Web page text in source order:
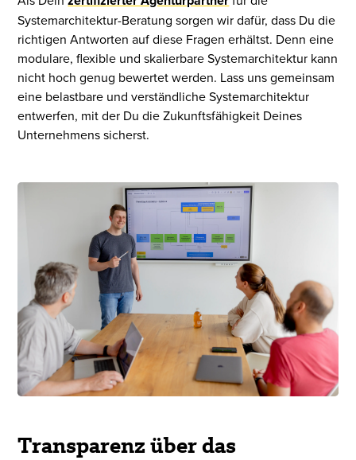
Systemarchitektur-Beratung sorgen wir dafür, dass Du die
richtigen Antworten auf diese Fragen erhältst. Denn eine
modulare, flexible und skalierbare Systemarchitektur kann
nicht hoch genug bewertet werden. Lass uns gemeinsam
eine belastbare und verständliche Systemarchitektur
entwerfen, mit der Du die Zukunftsfähigkeit Deines
Unternehmens sicherst.
Transparenz über das